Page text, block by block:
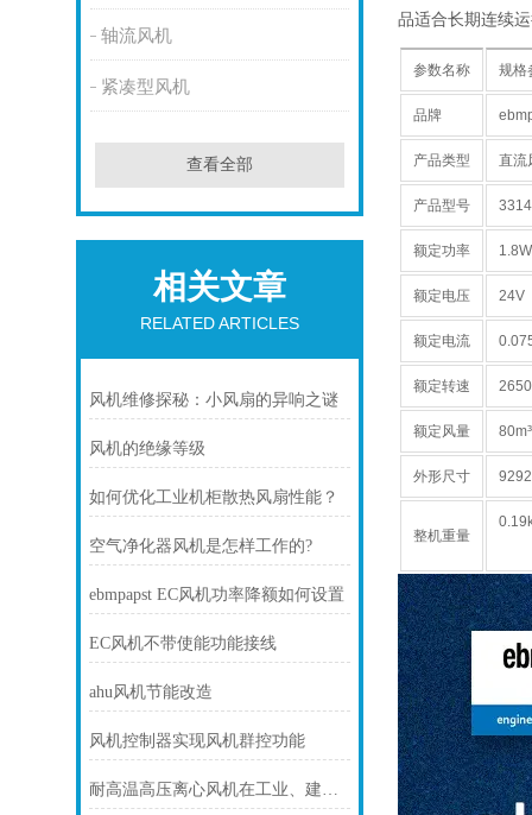
轴流风机
紧凑型风机
查看全部
相关文章
RELATED ARTICLES
风机维修探秘：小风扇的异响之谜
风机的绝缘等级
如何优化工业机柜散热风扇性能？
空气净化器风机是怎样工作的?
ebmpapst EC风机功率降额如何设置
EC风机不带使能功能接线
ahu风机节能改造
风机控制器实现风机群控功能
耐高温高压离心风机在工业、建筑、环境工程等领域中发挥着重要的作用
品适合长期连续
参数名称 规格
品牌
产品类型 直流
产品型号
额定功率 1.8W
额定电压 24V
额定电流
额定转速
额定风量
外形尺寸 9292
整机重量